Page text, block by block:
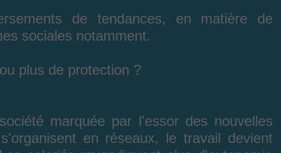
de tendances, en matière de
sociales notamment.
plus de protection ?
marquée par l'essor des nouvelles
en réseaux, le travail devient